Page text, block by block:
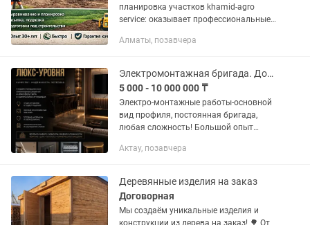
планировка участков khamid-agro
service: оказывает профессиональные
и подготовке земельных участков
Алматы, позавчера
Электромонтажная бригада. Документы и Гарантия!
5 000 - 10 000 000 ₸
Электро-монтажные работы-основной
вид профиля, постоянная бригада,
любая сложность! Большой опыт
монтаж частных объектов и субъектов.
Актау, позавчера
Деревянные изделия на заказ
Договорная
Мы создаём уникальные изделия и
конструкции из дерева на заказ! 🌳 От